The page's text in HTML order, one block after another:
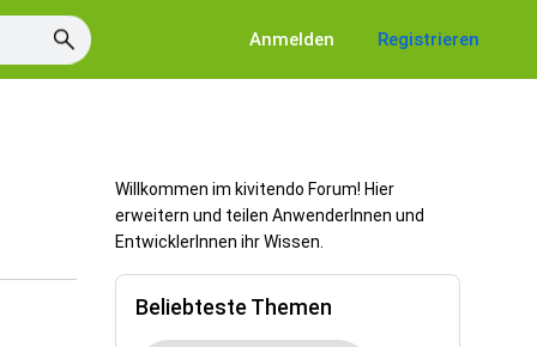
Anmelden Registrieren
Willkommen im kivitendo Forum! Hier
erweitern und teilen AnwenderInnen und
EntwicklerInnen ihr Wissen.
Beliebteste Themen